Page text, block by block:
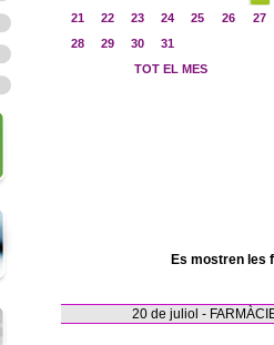
21
22 23 24 25 26
27
28
29 30
31
TOT EL MES
Es mostren les
20 de juliol -